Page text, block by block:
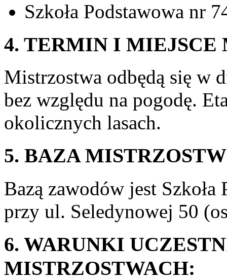
Szkoła Podstawowa nr
4. TERMIN I MIEJSCE
Mistrzostwa odbędą się w
bez względu na pogodę.
okolicznych lasach.
5. BAZA
Bazą zawodów jest
przy ul. Seledynowej 50
6. WARUNKI
MISTRZOSTWACH: